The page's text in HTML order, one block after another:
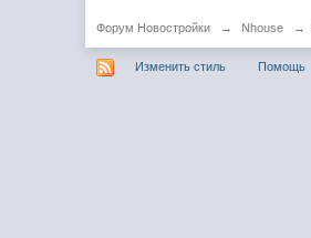
Форум Новостройки → Nhouse →
Изменить стиль Помощь